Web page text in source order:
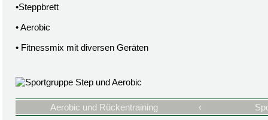
•Steppbrett
• Aerobic
• Fitnessmix mit diversen Geräten
Aerobic und Rückentraining ‹